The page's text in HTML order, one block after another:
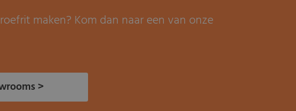
maken? Kom dan naar een van onze
>